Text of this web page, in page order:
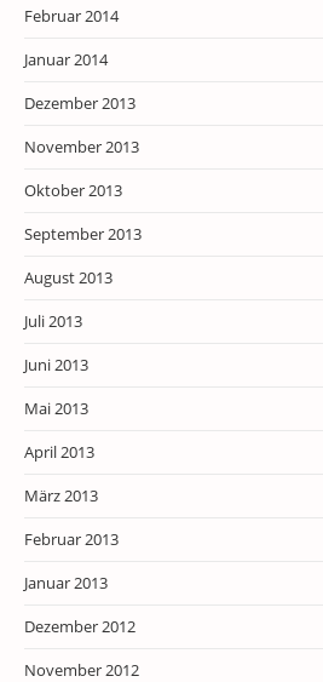
Februar 2014
Januar 2014
Dezember 2013
November 2013
Oktober 2013
September 2013
August 2013
Juli 2013
Juni 2013
Mai 2013
April 2013
März 2013
Februar 2013
Januar 2013
Dezember 2012
November 2012